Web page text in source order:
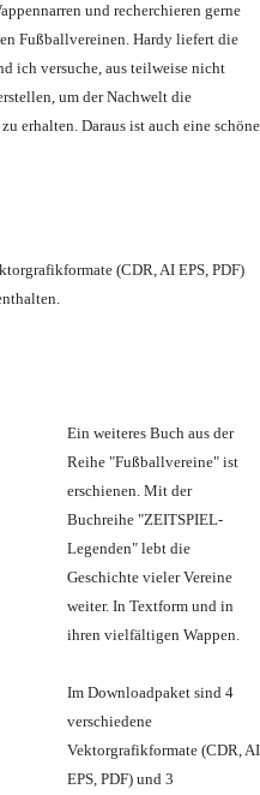
und recherchieren gerne
Fußballvereinen. Hardy liefert die
ich versuche, aus teilweise nicht
um der Nachwelt die
erhalten. Daraus ist auch eine schöne
(CDR, AI EPS, PDF)
Ein weiteres Buch aus der
Reihe "Fußballvereine" ist
erschienen. Mit der
Buchreihe "ZEITSPIEL-
Legenden" lebt die
Geschichte vieler Vereine
weiter. In Textform und in
ihren vielfältigen Wappen.
Im Downloadpaket sind 4
verschiedene
Vektorgrafikformate (CDR, AI
EPS, PDF) und 3